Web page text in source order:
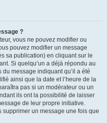
?
vous ne pouvez modifier ou
pouvez modifier un message
sa publication) en cliquant sur le
Si quelqu’un a déjà répondu au
du message indiquant qu’il a été
ainsi que la date et l’heure de la
pas si un modérateur ou un
ils ont la possibilité de laisser
de leur propre initiative.
un message une fois que